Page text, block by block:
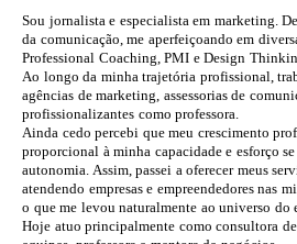
Sou jornalista e especialista em marketing.
da comunicação, me aperfeiçoando em
Professional Coaching, PMI e Design
Ao longo da minha trajetória profissional,
agências de marketing, assessorias de
profissionalizantes como professora.
Ainda cedo percebi que meu crescimento
proporcional à minha capacidade e esforço
autonomia. Assim, passei a oferecer meus
atendendo empresas e empreendedores nas
o que me levou naturalmente ao universo do
Hoje atuo principalmente como consultora